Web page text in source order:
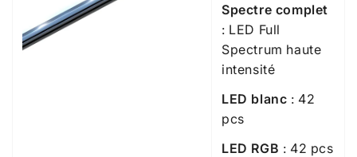
Spectre complet
: LED Full
Spectrum haute
intensité
LED blanc : 42
pcs
LED RGB : 42 pcs